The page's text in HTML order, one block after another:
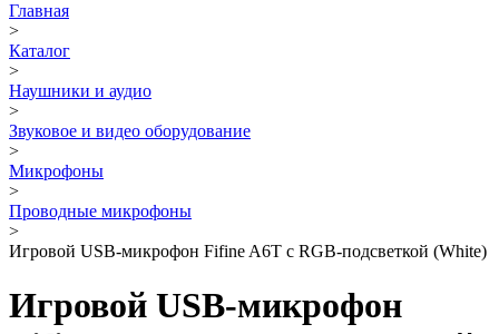
Главная
>
Каталог
>
Наушники и аудио
>
Звуковое и видео оборудование
>
Микрофоны
>
Проводные микрофоны
>
Игровой USB-микрофон Fifine A6T с RGB-подсветкой (White)
Игровой USB-микрофон